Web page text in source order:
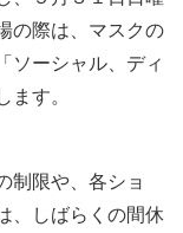
の際は、マスクの
「ソーシャル、ディ
す。
制限や、各ショ
、しばらくの間休